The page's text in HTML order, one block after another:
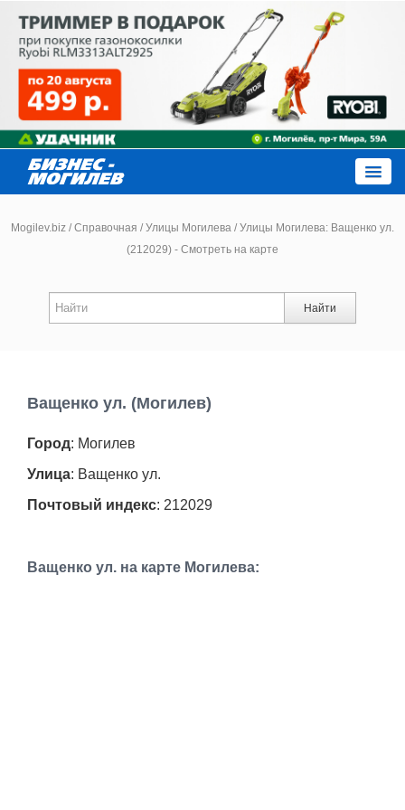
Новости
Афиша
Транспорт
Mogilev.biz / Справочная / Улицы Могилева /Улицы Могилева: Ващенко ул.
(212029) - Смотреть на карте
Найти
Ващенко ул. (Могилев)
Город: Могилев
Улица: Ващенко ул.
Почтовый индекс: 212029
Ващенко ул. на карте Могилева: